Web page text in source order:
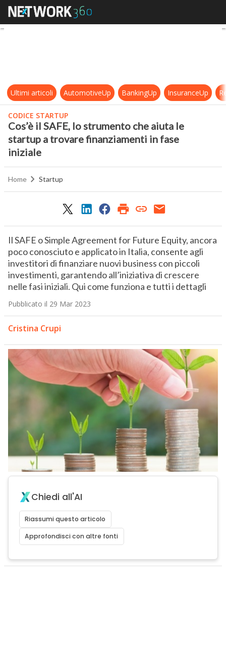
Cos’è il SAFE, lo strumento che
Ultimi articoli AutomotiveUp BankingUp InsuranceUp
CODICE STARTUP
Cos’è il SAFE, lo strumento che aiuta le
startup a trovare finanziamenti in fase
iniziale
Home Startup
Il SAFE o Simple Agreement for Future Equity, ancora
poco conosciuto e applicato in Italia, consente agli
investitori di finanziare nuovi business con piccoli
investimenti, garantendo all’iniziativa di crescere
nelle fasi iniziali. Qui come funziona e tutti i dettagli
Pubblicato il 29 Mar 2023
Cristina Crupi
Chiedi all'AI
Riassumi questo articolo
Approfondisci con altre fonti